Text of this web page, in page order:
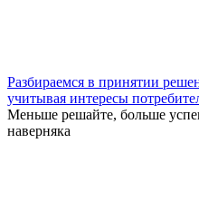
Разбираемся в принятии
учитывая интересы
Меньше решайте, больше
наверняка